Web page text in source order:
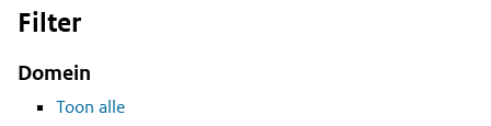
Filter
Domein
Toon alle